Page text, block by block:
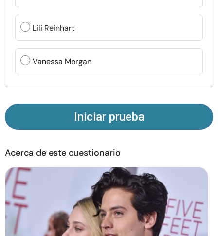
Comunidad
Encuentra un terapeuta
Idioma
Sobre nosotros Contáctanos Escríbenos
Publicidad con
© Copyright 2026. Todos los derechos reservados.
Lili Reinhart
Vanessa Morgan
Iniciar prueba
Acerca de este cuestionario